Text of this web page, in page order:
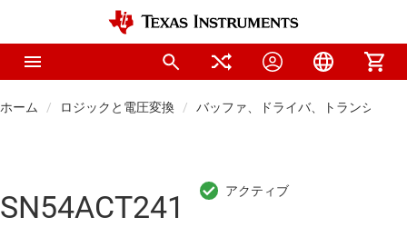
ホーム ロジックと電圧変換 バッファ、ドライバ、トランシーバ
SN54ACT241